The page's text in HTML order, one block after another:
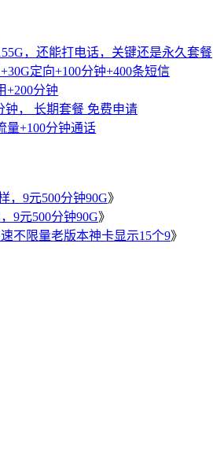
，还能打电话，关键还是永久套餐
定向+100分钟+400条短信
+200分钟
钟， 长期套餐 免费申请
量+100分钟通话
，9元500分钟90G》
9元500分钟90G》
不限量老版本神卡显示15个9》